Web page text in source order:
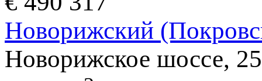
Новорижский
Новорижское шоссе,